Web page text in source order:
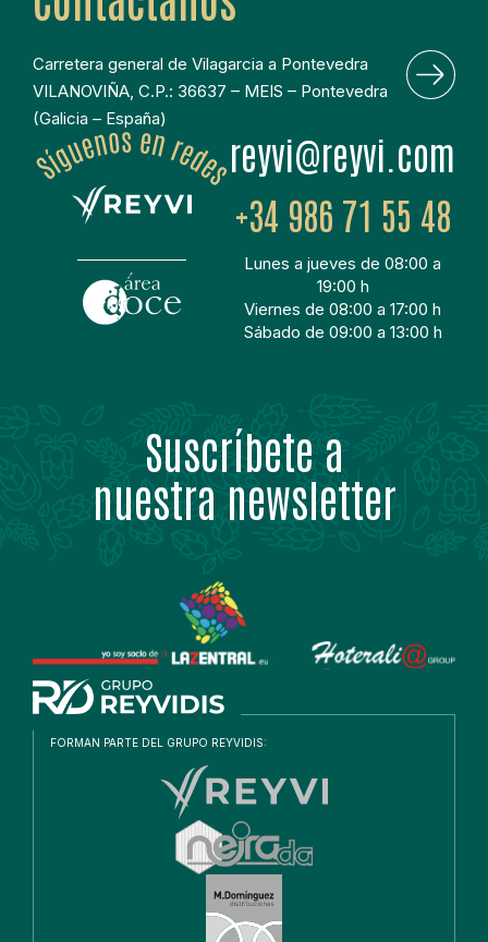
Carretera general de Vilagarcia a Pontevedra
VILANOVIÑA, C.P.: 36637 – MEIS – Pontevedra
(Galicia – España)
moc.ivyer@ivyer
+34 986 71 55 48
Lunes a jueves de 08:00 a
19:00 h
Viernes de 08:00 a 17:00 h
Sábado de 09:00 a 13:00 h
Suscríbete a
nuestra newsletter
FORMAN PARTE DEL GRUPO REYVIDIS: